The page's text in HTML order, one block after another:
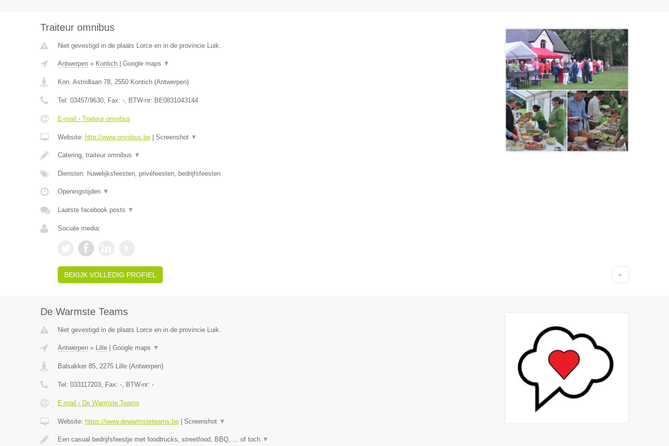
Traiteur omnibus
Niet gevestigd in de plaats Lorce en in de provincie Luik.
Antwerpen» Kontich| Google maps ▼
Kon. Astridlaan 78, 2550 Kontich(Antwerpen)
Tel: 03457/9630, Fax: -, BTW-nr: BE0831043144
E-mail › Traiteur omnibus
Website: http://www.omnibus.be| Screenshot ▼
Catering, traiteur omnibus ▼
Diensten: huwelijksfeesten, privéfeesten, bedrijfsfeesten
Openingstijden ▼
Laatste facebook posts ▼
Sociale media:
BEKIJK VOLLEDIG PROFIEL
De Warmste Teams
Niet gevestigd in de plaats Lorce en in de provincie Luik.
Antwerpen» Lille| Google maps ▼
Balsakker 85, 2275 Lille(Antwerpen)
Tel: 033117203, Fax: -, BTW-nr: -
E-mail › De Warmste Teams
Website: https://www.dewarmsteteams.be| Screenshot ▼
Een casual bedrijfsfeestje met foodtrucks, streetfood, BBQ, ... of toch ▼